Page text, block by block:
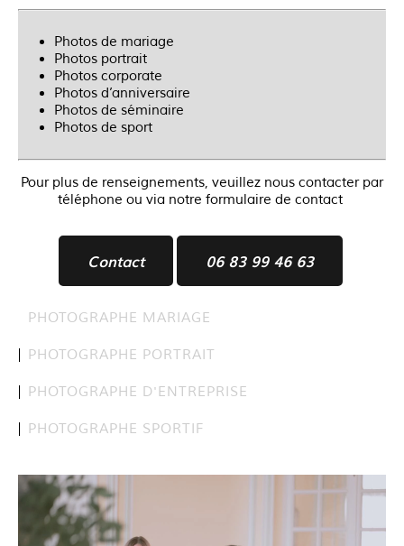
Photos de mariage
Photos portrait
Photos corporate
Photos d’anniversaire
Photos de séminaire
Photos de sport
Pour plus de renseignements, veuillez nous contacter par
téléphone ou via notre formulaire de contact
Contact 06 83 99 46 63
PHOTOGRAPHE MARIAGE
PHOTOGRAPHE PORTRAIT
PHOTOGRAPHE D'ENTREPRISE
PHOTOGRAPHE SPORTIF